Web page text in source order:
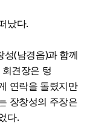
났다.
(남경읍)과 함께
견장은 텅
연락을 돌렸지만
장창성의 주장은
다.